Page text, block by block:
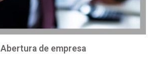
Abertura de empresa